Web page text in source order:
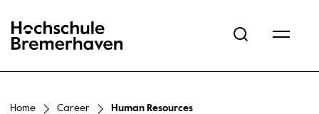
Hochschule Bremerhaven
Home Career Human Resources